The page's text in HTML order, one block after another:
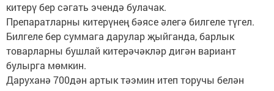
китерү бер сәгать эчендә булачак.
Препаратларны китерүнең бәясе әлегә билгеле түгел.
Билгеле бер суммага дарулар җыйганда, барлык
товарларны бушлай китерәчәкләр дигән вариант
булырга мөмкин.
Даруханә 700дән артык тәэмин итеп торучы белән